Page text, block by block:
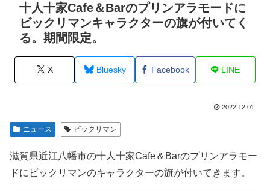
十人十家Cafe＆Barのプリンアラモードに
ビックリマンキャラクターの旗が付いてく
る。期間限定。
X Bluesky Facebook LINE
2022.12.01
ニュース ビックリマン
滋賀県近江八幡市の十人十家Cafe＆Barのプリンアラモー
ドにビックリマンのキャラクターの旗が付いてきます。